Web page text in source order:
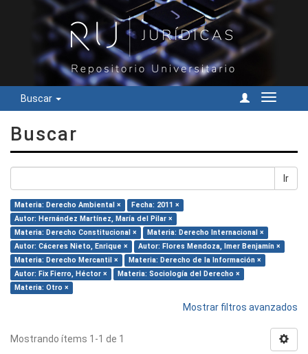
Buscar
Cambiar
Buscar
Ir
Materia: Derecho Ambiental ×
Fecha: 2011 ×
Autor: Hernández Martínez, María del Pilar ×
Materia: Derecho Constitucional ×
Materia: Derecho Internacional ×
Autor: Cáceres Nieto, Enrique ×
Autor: Flores Mendoza, Imer Benjamín ×
Materia: Derecho Mercantil ×
Materia: Derecho de la Información ×
Autor: Fix Fierro, Héctor ×
Materia: Sociología del Derecho ×
Materia: Otro ×
Mostrar filtros avanzados
Mostrando ítems 1-1 de 1